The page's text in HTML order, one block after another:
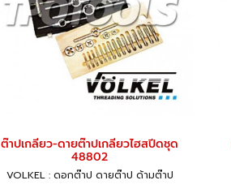
ต๊าปเกลียว-ดายต๊าปเกลียวไฮสปีดชุด
48802
VOLKEL : ดอกต๊าป ดายต๊าป ด้ามต๊าป